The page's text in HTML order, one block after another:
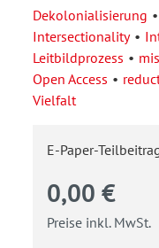
Dekolonialisierung
Intersectionality
Leitbildprozess
Open Access
Vielfalt
E-Paper-
0,00 €
Preise inkl. MwSt.